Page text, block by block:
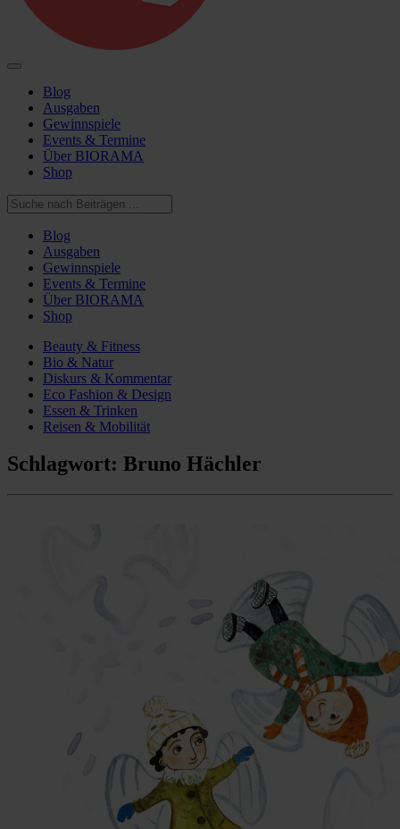
Blog
Ausgaben
Gewinnspiele
Events & Termine
Über BIORAMA
Shop
Blog
Ausgaben
Gewinnspiele
Events & Termine
Über BIORAMA
Shop
Beauty & Fitness
Bio & Natur
Diskurs & Kommentar
Eco Fashion & Design
Essen & Trinken
Reisen & Mobilität
Schlagwort: Bruno Hächler